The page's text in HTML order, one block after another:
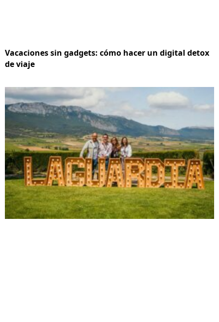
Vacaciones sin gadgets: cómo hacer un digital detox
de viaje